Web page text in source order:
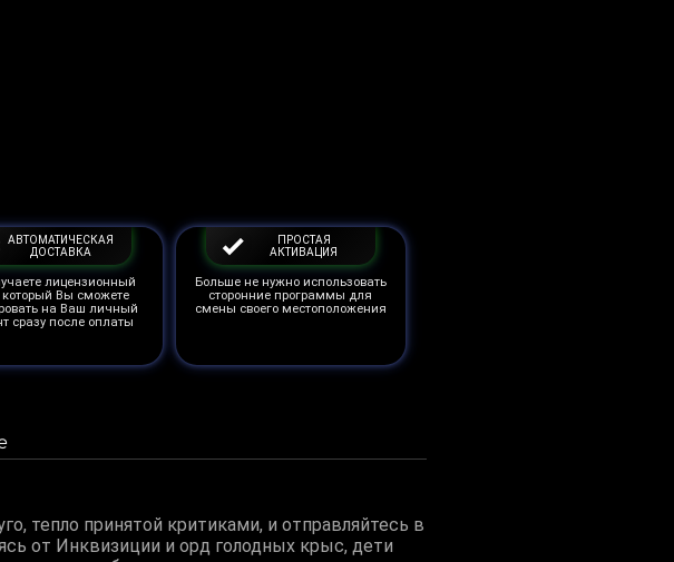
АВТОМАТИЧЕСКАЯ
ДОСТАВКА
лицензионный
Вы сможете
на Ваш личный
сразу после оплаты
ПРОСТАЯ
АКТИВАЦИЯ
Больше не нужно использовать
сторонние программы для
смены своего местоположения
тепло принятой критиками, и отправляйтесь в
от Инквизиции и орд голодных крыс, дети